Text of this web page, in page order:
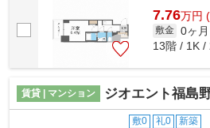
7.76万円
敷金 0ヶ月
13階 / 1K /
賃貸 | マンション ジオエント福島
敷0 礼0 新築